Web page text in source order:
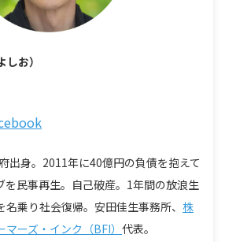
しお）
出身。2011年に40億円の負債を抱えて
を民事再生。自己破産。1年間の放浪生
乗り社会復帰。安田佳生事務所、 株
ーズ・インク（BFI） 代表。